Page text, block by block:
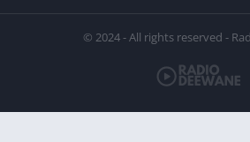
© 2024 - All rights reserved -